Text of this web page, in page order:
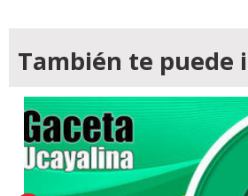
También te puede